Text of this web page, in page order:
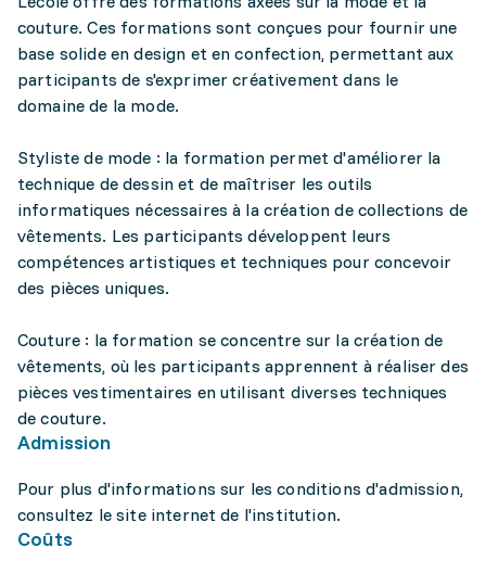
couture. Ces formations sont conçues pour fournir une
base solide en design et en confection, permettant aux
participants de s'exprimer créativement dans le
domaine de la mode.
Styliste de mode : la formation permet d'améliorer la
technique de dessin et de maîtriser les outils
informatiques nécessaires à la création de collections de
vêtements. Les participants développent leurs
compétences artistiques et techniques pour concevoir
des pièces uniques.
Couture : la formation se concentre sur la création de
vêtements, où les participants apprennent à réaliser des
pièces vestimentaires en utilisant diverses techniques
de couture.
Admission
Pour plus d'informations sur les conditions d'admission,
consultez le site internet de l'institution.
Coûts